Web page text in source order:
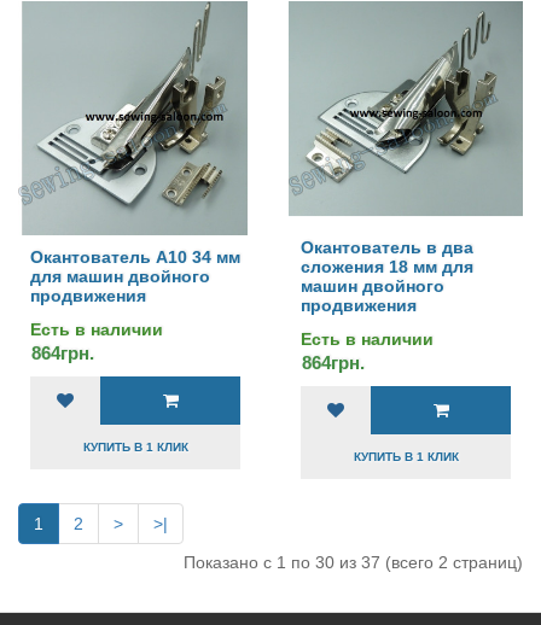
Окантователь А10 34 мм
для машин двойного
продвижения
Есть в наличии
864грн.
КУПИТЬ В 1 КЛИК
Окантователь в два
сложения 18 мм для
машин двойного
продвижения
Есть в наличии
864грн.
КУПИТЬ В 1 КЛИК
1 2 >
>|
Показано с 1 по 30 из 37 (всего 2 страниц)